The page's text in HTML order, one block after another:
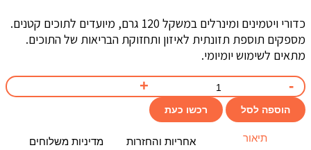
כדורי ויטמינים ומינרלים במשקל 120 גרם, מיועדים לתוכים קטנים.
מספקים תוספת תזונתית לאיזון ותחזוקת הבריאות של התוכים.
מתאים לשימוש יומיומי.
הוספה לסל רכשו כעת
תיאור אחריות והחזרות מדיניות משלוחים